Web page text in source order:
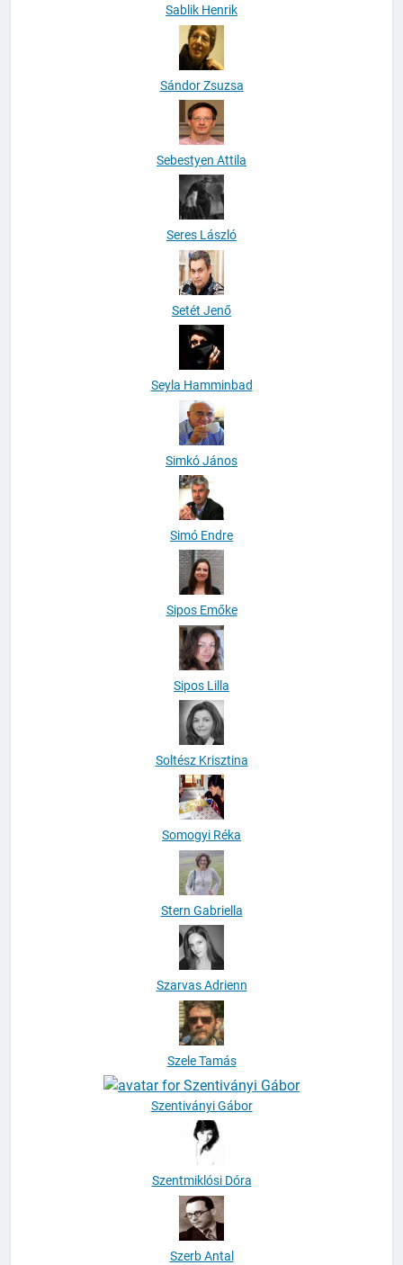
Sablik Henrik
Sándor Zsuzsa
Sebestyen Attila
Seres László
Setét Jenő
Seyla Hamminbad
Simkó János
Simó Endre
Sipos Emőke
Sipos Lilla
Soltész Krisztina
Somogyi Réka
Stern Gabriella
Szarvas Adrienn
Szele Tamás
Szentiványi Gábor
Szentmiklósi Dóra
Szerb Antal